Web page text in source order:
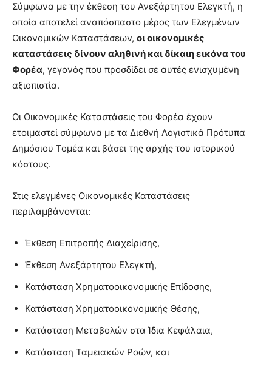
Σύμφωνα με την έκθεση του Ανεξάρτητου Ελεγκτή, η
οποία αποτελεί αναπόσπαστο μέρος των Ελεγμένων
Οικονομικών Καταστάσεων, οι οικονομικές
καταστάσεις δίνουν αληθινή και δίκαιη εικόνα του
Φορέα, γεγονός που προσδίδει σε αυτές ενισχυμένη
αξιοπιστία.
Οι Οικονομικές Καταστάσεις του Φορέα έχουν
ετοιμαστεί σύμφωνα με τα Διεθνή Λογιστικά Πρότυπα
Δημόσιου Τομέα και βάσει της αρχής του ιστορικού
κόστους.
Στις ελεγμένες Οικονομικές Καταστάσεις
περιλαμβάνονται:
Έκθεση Επιτροπής Διαχείρισης,
Έκθεση Ανεξάρτητου Ελεγκτή,
Κατάσταση Χρηματοοικονομικής Επίδοσης,
Κατάσταση Χρηματοοικονομικής Θέσης,
Κατάσταση Μεταβολών στα Ίδια Κεφάλαια,
Κατάσταση Ταμειακών Ροών, και